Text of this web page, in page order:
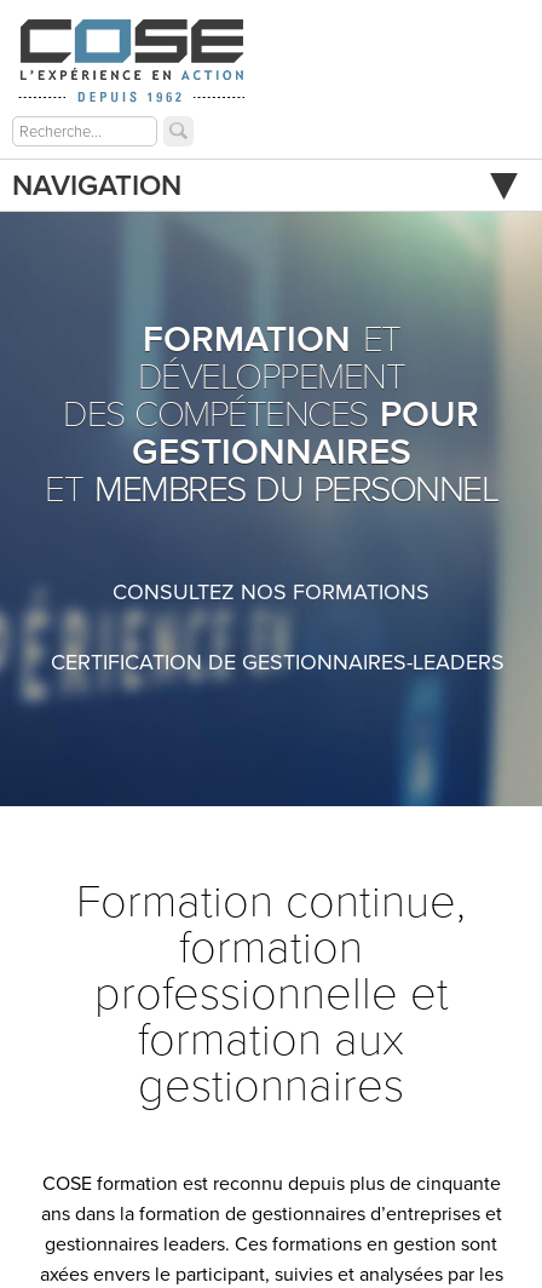
NAVIGATION
FORMATION ET
DÉVELOPPEMENT
DES COMPÉTENCES POUR
GESTIONNAIRES
ET MEMBRES DU PERSONNEL
CONSULTEZ NOS FORMATIONS
CERTIFICATION DE GESTIONNAIRES-LEADERS
Formation continue,
formation
professionnelle et
formation aux
gestionnaires
COSE formation est reconnu depuis plus de cinquante
ans dans la formation de gestionnaires d’entreprises et
gestionnaires leaders. Ces formations en gestion sont
axées envers le participant, suivies et analysées par les